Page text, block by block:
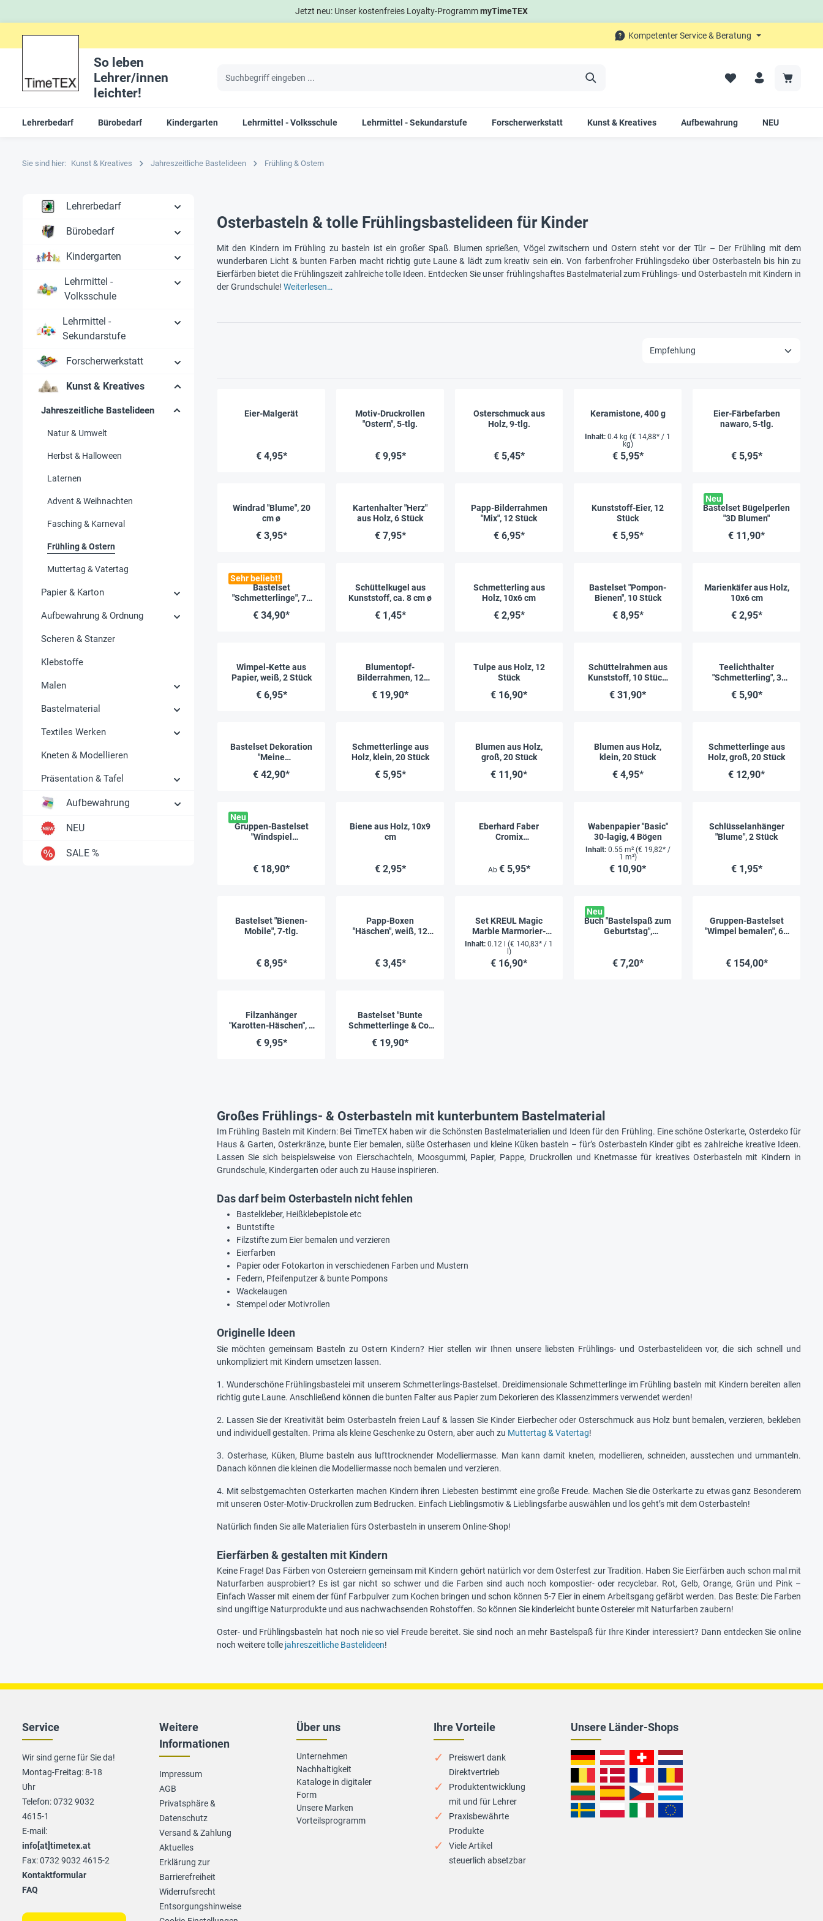
Jetzt neu: Unser kostenfreies Loyalty-ProgrammmyTimeTEX
Kompetenter Service & Beratung
So leben
Lehrer/innen
leichter!
Lehrerbedarf Bürobedarf Kindergarten Lehrmittel - Volksschule Lehrmittel - Sekundarstufe Forscherwerkstatt Kunst & Kreatives Aufbewahrung NEU
Sie sind hier: Kunst & Kreatives Jahreszeitliche Bastelideen Frühling & Ostern
Lehrerbedarf
Bürobedarf
Kindergarten
Lehrmittel -
Volksschule
Lehrmittel -
Sekundarstufe
Forscherwerkstatt
Kunst & Kreatives
Jahreszeitliche Bastelideen
Natur & Umwelt
Herbst & Halloween
Laternen
Advent & Weihnachten
Fasching & Karneval
Frühling & Ostern
Muttertag & Vatertag
Papier & Karton
Aufbewahrung & Ordnung
Scheren & Stanzer
Klebstoffe
Malen
Bastelmaterial
Textiles Werken
Kneten & Modellieren
Präsentation & Tafel
Aufbewahrung
NEU
SALE %
Osterbasteln & tolle Frühlingsbastelideen für Kinder
Mit den Kindern im Frühling zu basteln ist ein großer Spaß. Blumen sprießen, Vögel zwitschern und Ostern steht vor der Tür – Der Frühling mit dem
wunderbaren Licht & bunten Farben macht richtig gute Laune & lädt zum kreativ sein ein. Von farbenfroher Frühlingsdeko über Osterbasteln bis hin zu
Eierfärben bietet die Frühlingszeit zahlreiche tolle Ideen. Entdecken Sie unser frühlingshaftes Bastelmaterial zum Frühlings- und Osterbasteln mit Kindern in
der Grundschule! Weiterlesen…
Eier-Malgerät
€ 4,95*
Motiv-Druckrollen
"Ostern", 5-tlg.
€ 9,95*
Osterschmuck aus
Holz, 9-tlg.
€ 5,45*
Keramistone, 400 g
Inhalt: 0.4 kg (€ 14,88* / 1
kg)
€ 5,95*
Eier-Färbefarben
nawaro, 5-tlg.
€ 5,95*
Windrad "Blume", 20
cm ø
€ 3,95*
Kartenhalter "Herz"
aus Holz, 6 Stück
€ 7,95*
Papp-Bilderrahmen
"Mix", 12 Stück
€ 6,95*
Kunststoff-Eier, 12
Stück
€ 5,95*
Neu
Bastelset Bügelperlen
"3D Blumen"
€ 11,90*
Sehr beliebt!
Bastelset
"Schmetterlinge", 72
€ 34,90*
Schüttelkugel aus
Kunststoff, ca. 8 cm ø
€ 1,45*
Schmetterling aus
Holz, 10x6 cm
€ 2,95*
Bastelset "Pompon-
Bienen", 10 Stück
€ 8,95*
Marienkäfer aus Holz,
10x6 cm
€ 2,95*
Wimpel-Kette aus
Papier, weiß, 2 Stück
€ 6,95*
Blumentopf-
Bilderrahmen, 12
€ 19,90*
Tulpe aus Holz, 12
Stück
€ 16,90*
Schüttelrahmen aus
Kunststoff, 10 Stück,
€ 31,90*
Teelichthalter
"Schmetterling", 3
€ 5,90*
Bastelset Dekoration
"Meine
€ 42,90*
Schmetterlinge aus
Holz, klein, 20 Stück
€ 5,95*
Blumen aus Holz,
groß, 20 Stück
€ 11,90*
Blumen aus Holz,
klein, 20 Stück
€ 4,95*
Schmetterlinge aus
Holz, groß, 20 Stück
€ 12,90*
Neu
Gruppen-Bastelset
"Windspiel
€ 18,90*
Biene aus Holz, 10x9
cm
€ 2,95*
Eberhard Faber
Cromix
Ab € 5,95*
Wabenpapier "Basic"
30-lagig, 4 Bögen
Inhalt: 0.55 m² (€ 19,82* /
1 m²)
€ 10,90*
Schlüsselanhänger
"Blume", 2 Stück
€ 1,95*
Bastelset "Bienen-
Mobile", 7-tlg.
€ 8,95*
Papp-Boxen
"Häschen", weiß, 12
€ 3,45*
Set KREUL Magic
Marble Marmorier-
Farben à 20 ml, 6-tlg.
Inhalt: 0.12 l (€ 140,83* / 1
l)
€ 16,90*
Neu
Buch "Bastelspaß zum
Geburtstag",
€ 7,20*
Gruppen-Bastelset
"Wimpel bemalen", 60
€ 154,00*
Filzanhänger
"Karotten-Häschen", 6
€ 9,95*
Bastelset "Bunte
Schmetterlinge & Co",
€ 19,90*
Großes Frühlings- & Osterbasteln mit kunterbuntem Bastelmaterial
Im Frühling Basteln mit Kindern: Bei TimeTEX haben wir die Schönsten Bastelmaterialien und Ideen für den Frühling. Eine schöne Osterkarte, Osterdeko für
Haus & Garten, Osterkränze, bunte Eier bemalen, süße Osterhasen und kleine Küken basteln – für’s Osterbasteln Kinder gibt es zahlreiche kreative Ideen.
Lassen Sie sich beispielsweise von Eierschachteln, Moosgummi, Papier, Pappe, Druckrollen und Knetmasse für kreatives Osterbasteln mit Kindern in
Grundschule, Kindergarten oder auch zu Hause inspirieren.
Das darf beim Osterbasteln nicht fehlen
Bastelkleber, Heißklebepistole etc
Buntstifte
Filzstifte zum Eier bemalen und verzieren
Eierfarben
Papier oder Fotokarton in verschiedenen Farben und Mustern
Federn, Pfeifenputzer & bunte Pompons
Wackelaugen
Stempel oder Motivrollen
Originelle Ideen
Sie möchten gemeinsam Basteln zu Ostern Kindern? Hier stellen wir Ihnen unsere liebsten Frühlings- und Osterbastelideen vor, die sich schnell und
unkompliziert mit Kindern umsetzen lassen.
1. Wunderschöne Frühlingsbastelei mit unserem Schmetterlings-Bastelset. Dreidimensionale Schmetterlinge im Frühling basteln mit Kindern bereiten allen
richtig gute Laune. Anschließend können die bunten Falter aus Papier zum Dekorieren des Klassenzimmers verwendet werden!
2. Lassen Sie der Kreativität beim Osterbasteln freien Lauf & lassen Sie Kinder Eierbecher oder Osterschmuck aus Holz bunt bemalen, verzieren, bekleben
und individuell gestalten. Prima als kleine Geschenke zu Ostern, aber auch zu Muttertag & Vatertag!
3. Osterhase, Küken, Blume basteln aus lufttrocknender Modelliermasse. Man kann damit kneten, modellieren, schneiden, ausstechen und ummanteln.
Danach können die kleinen die Modelliermasse noch bemalen und verzieren.
4. Mit selbstgemachten Osterkarten machen Kindern ihren Liebesten bestimmt eine große Freude. Machen Sie die Osterkarte zu etwas ganz Besonderem
mit unseren Oster-Motiv-Druckrollen zum Bedrucken. Einfach Lieblingsmotiv & Lieblingsfarbe auswählen und los geht’s mit dem Osterbasteln!
Natürlich finden Sie alle Materialien fürs Osterbasteln in unserem Online-Shop!
Eierfärben & gestalten mit Kindern
Keine Frage! Das Färben von Ostereiern gemeinsam mit Kindern gehört natürlich vor dem Osterfest zur Tradition. Haben Sie Eierfärben auch schon mal mit
Naturfarben ausprobiert? Es ist gar nicht so schwer und die Farben sind auch noch kompostier- oder recyclebar. Rot, Gelb, Orange, Grün und Pink –
Einfach Wasser mit einem der fünf Farbpulver zum Kochen bringen und schon können 5-7 Eier in einem Arbeitsgang gefärbt werden. Das Beste: Die Farben
sind ungiftige Naturprodukte und aus nachwachsenden Rohstoffen. So können Sie kinderleicht bunte Ostereier mit Naturfarben zaubern!
Oster- und Frühlingsbasteln hat noch nie so viel Freude bereitet. Sie sind noch an mehr Bastelspaß für Ihre Kinder interessiert? Dann entdecken Sie online
noch weitere tolle jahreszeitliche Bastelideen!
Ihre Vorteile
Preiswert dank
Direktvertrieb
Produktentwicklung
mit und für Lehrer
Praxisbewährte
Produkte
Viele Artikel
steuerlich absetzbar
Unsere Länder-Shops
Über uns
Unternehmen
Nachhaltigkeit
Kataloge in digitaler
Form
Unsere Marken
Vorteilsprogramm
Service
Wir sind gerne für Sie da!
Montag-Freitag: 8-18
Uhr
Telefon: 0732 9032
4615-1
E-mail:
info[at]timetex.at
Fax: 0732 9032 4615-2
Kontaktformular
FAQ
Weitere
Informationen
Impressum
AGB
Privatsphäre &
Datenschutz
Versand & Zahlung
Aktuelles
Erklärung zur
Barrierefreiheit
Widerrufsrecht
Entsorgungshinweise